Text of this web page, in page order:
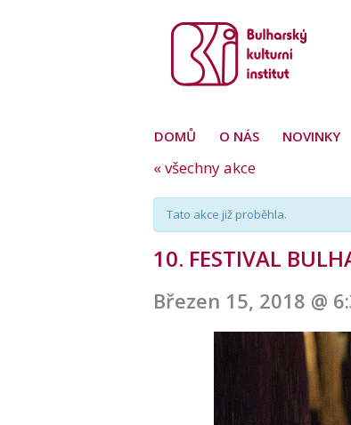
DOMŮ O NÁS NOVINKY
« všechny akce
Tato akce již proběhla.
10. FESTIVAL
Březen 15, 2018 @
Navigace